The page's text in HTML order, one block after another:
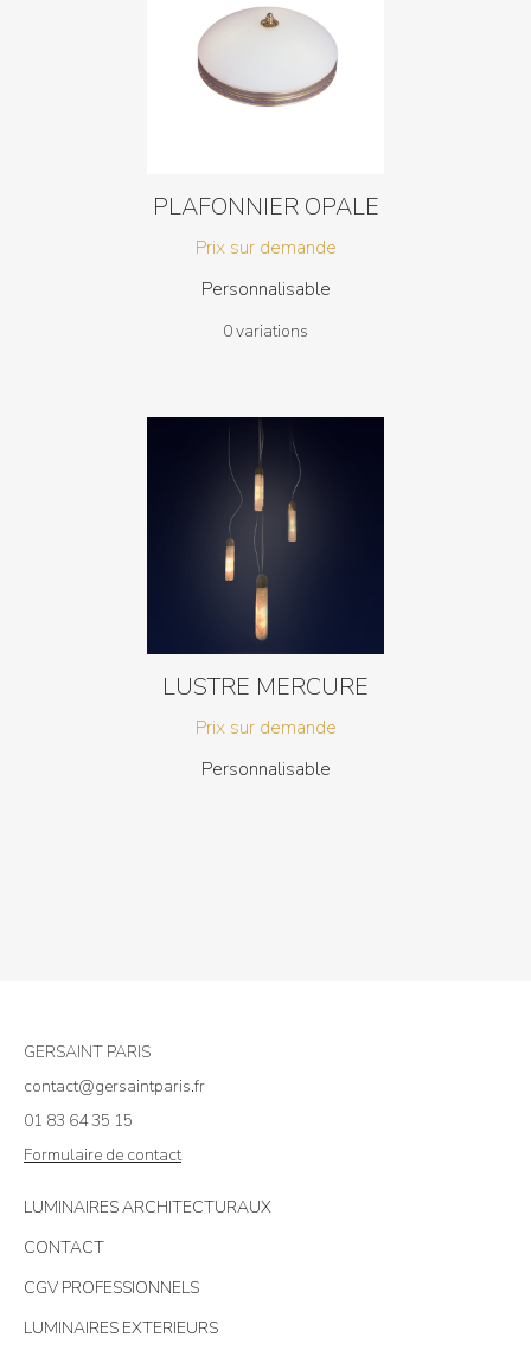
PLAFONNIER OPALE
Prix sur demande
Personnalisable
0 variations
LUSTRE MERCURE
Prix sur demande
Personnalisable
GERSAINT PARIS
contact@gersaintparis.fr
01 83 64 35 15
Formulaire de contact
LUMINAIRES ARCHITECTURAUX
CONTACT
CGV PROFESSIONNELS
LUMINAIRES EXTERIEURS